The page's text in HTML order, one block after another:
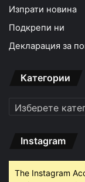
Изпрати новина
Подкрепи ни
Декларация за
Категории
Категории
Instagram
The Instagram